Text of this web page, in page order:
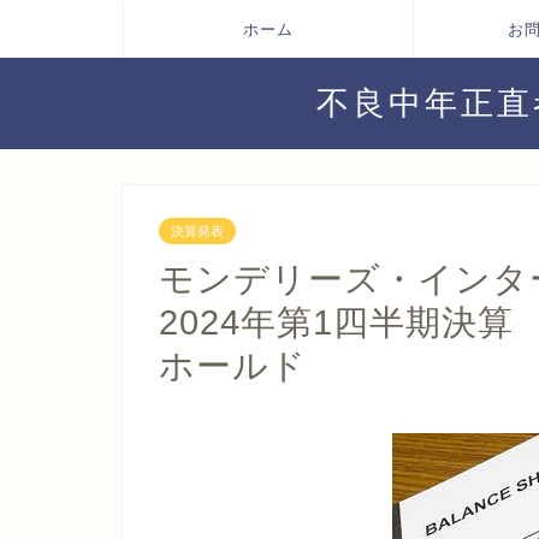
ホーム お
不良中年正
決算発表
モンデリーズ・イン
2024年第1四半期決
ホールド